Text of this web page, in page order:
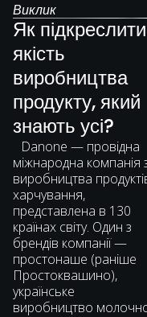
Виклик
Як підкреслити
якість
виробництва
продукту, який
знають усі?
Danone — провідна
міжнародна компанія
виробництва
харчування,
представлена в 130
країнах світу. Один з
брендів компанії —
простонаше (раніше
Простоквашино),
українське
виробництво